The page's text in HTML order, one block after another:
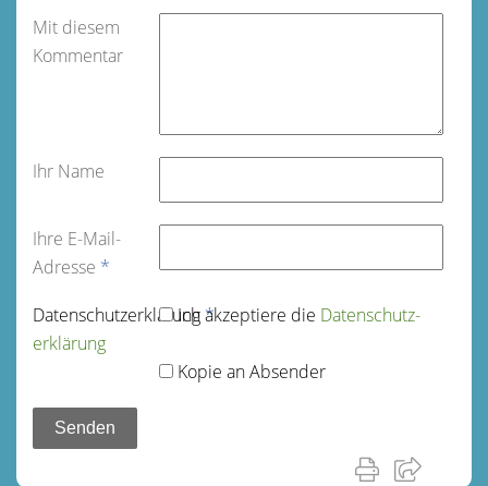
Mit diesem
Kommentar
Ihr Name
Ihre E-Mail-
Adresse *
Datenschutz­erklärung*
Ich akzeptiere die Datenschutz­
erklärung
Kopie an Absender